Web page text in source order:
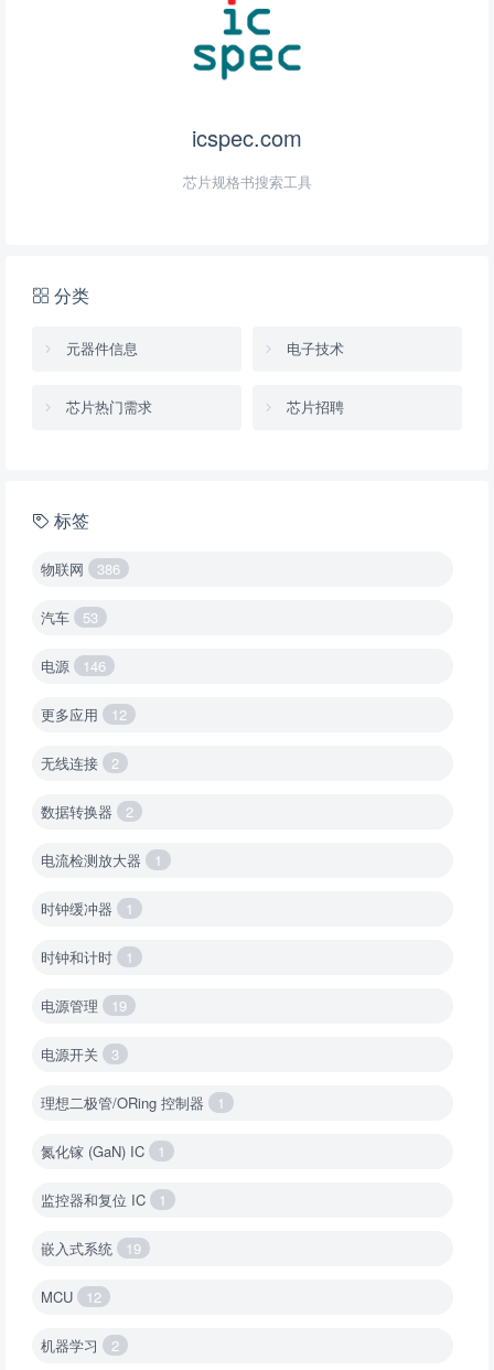
icspec.com
芯片规格书搜索工具
分类
元器件信息 电子技术
芯片热门需求 芯片招聘
标签
物联网 386
汽车 53
电源 146
更多应用 12
无线连接 2
数据转换器 2
电流检测放大器 1
时钟缓冲器 1
时钟和计时 1
电源管理 19
电源开关 3
理想二极管/ORing 控制器 1
氮化镓 (GaN) IC 1
监控器和复位 IC 1
嵌入式系统 19
MCU 12
机器学习 2